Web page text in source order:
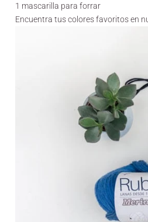
1 mascarilla para forrar
Encuentra tus colores favoritos en